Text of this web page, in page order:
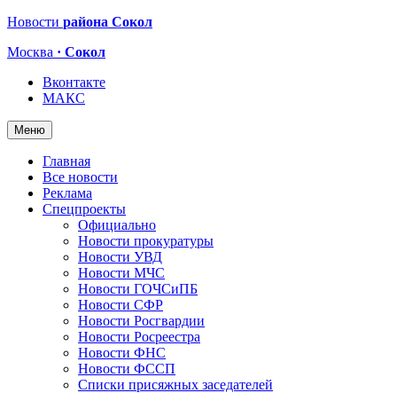
Новости района Сокол
Москва · Сокол
Вконтакте
МАКС
Меню
Главная
Все новости
Реклама
Спецпроекты
Официально
Новости прокуратуры
Новости УВД
Новости МЧС
Новости ГОЧСиПБ
Новости СФР
Новости Росгвардии
Новости Росреестра
Новости ФНС
Новости ФССП
Списки присяжных заседателей